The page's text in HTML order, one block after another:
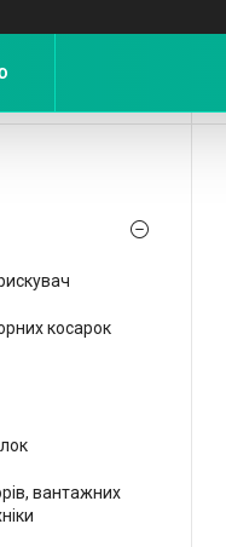
косарок
вантажних